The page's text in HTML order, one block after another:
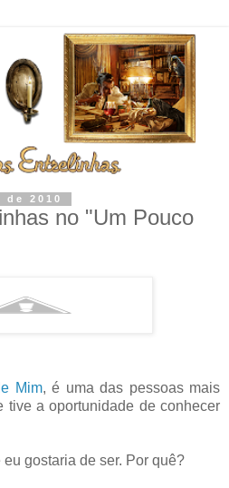
2010
no "Um Pouco
Mim, é uma das pessoas mais
tive a oportunidade de conhecer
gostaria de ser. Por quê?